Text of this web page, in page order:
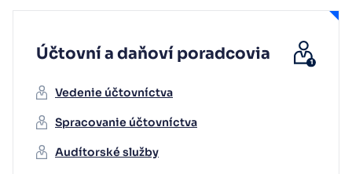
Účtovní a daňoví poradcovia
Vedenie účtovníctva
Spracovanie účtovníctva
Audítorské služby